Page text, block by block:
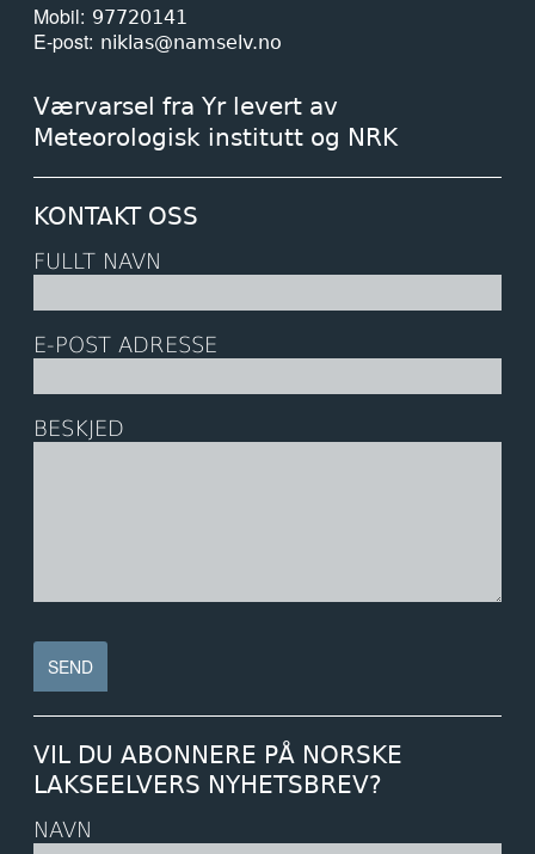
Mobil
97720141
E-post niklas@namselv.no
Værvarsel fra Yr levert av
Meteorologisk institutt og NRK
KONTAKT OSS
FULLT NAVN
E-POST ADRESSE
BESKJED
VIL DU ABONNERE PÅ NORSKE
LAKSEELVERS NYHETSBREV?
NAVN